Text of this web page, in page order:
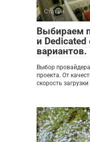
Статьи
Выбираем
и
вариантов.
Выбор
проекта. От
скорость